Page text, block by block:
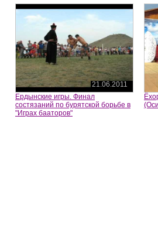
21.06.2011
Ердынские игры. Финал
состязаний по бурятской борьбе в
"Играх бааторов"